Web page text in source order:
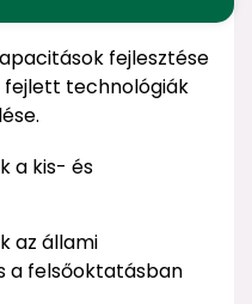
fejlesztése
fejlett technológiák
a kis- és
az állami
a felsőoktatásban